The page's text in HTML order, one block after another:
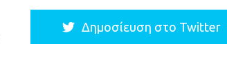
Δημοσίευση στο Twitter